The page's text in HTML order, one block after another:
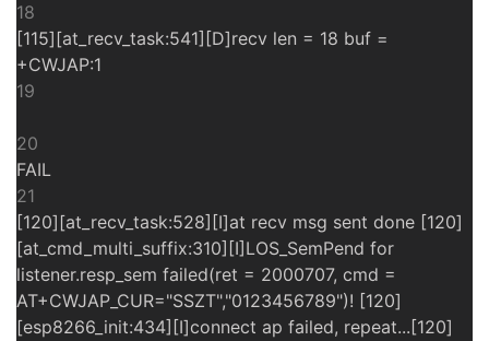
18
[115][at_recv_task:541][D]recv len = 18 buf =
+CWJAP:1
19
20
FAIL
21
[120][at_recv_task:528][I]at recv msg sent done [120]
[at_cmd_multi_suffix:310][I]LOS_SemPend for
listener.resp_sem failed(ret = 2000707, cmd =
AT+CWJAP_CUR="SSZT","0123456789")! [120]
[esp8266_init:434][I]connect ap failed, repeat...[120]